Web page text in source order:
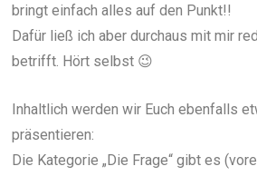
bringt einfach alles auf den Punkt!!
Dafür ließ ich aber durchaus mit mir
betrifft. Hört selbst 😉
Inhaltlich werden wir Euch ebenfalls
präsentieren:
Die Kategorie „Die Frage“ gibt es